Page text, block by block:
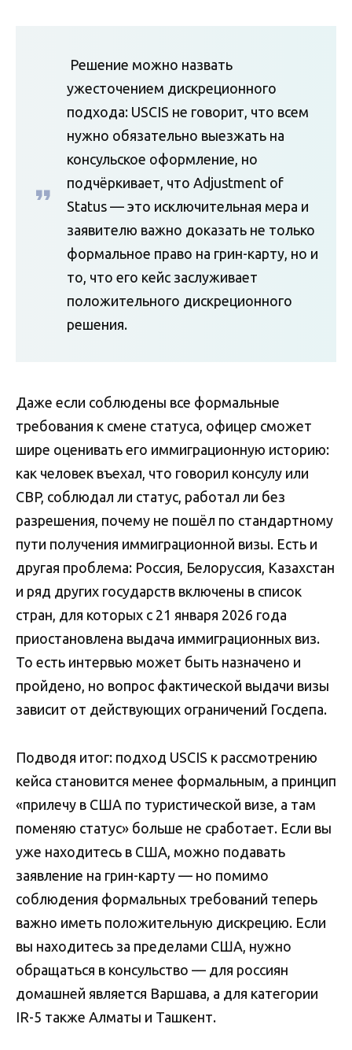
Решение можно назвать
ужесточением дискреционного
подхода: USCIS не говорит, что всем
нужно обязательно выезжать на
консульское оформление, но
подчёркивает, что Adjustment of
Status — это исключительная мера и
заявителю важно доказать не только
формальное право на грин-карту, но и
то, что его кейс заслуживает
положительного дискреционного
решения.
Даже если соблюдены все формальные
требования к смене статуса, офицер сможет
шире оценивать его иммиграционную историю:
как человек въехал, что говорил консулу или
CBP, соблюдал ли статус, работал ли без
разрешения, почему не пошёл по стандартному
пути получения иммиграционной визы. Есть и
другая проблема: Россия, Белоруссия, Казахстан
и ряд других государств включены в список
стран, для которых с 21 января 2026 года
приостановлена выдача иммиграционных виз.
То есть интервью может быть назначено и
пройдено, но вопрос фактической выдачи визы
зависит от действующих ограничений Госдепа.
Подводя итог: подход USCIS к рассмотрению
кейса становится менее формальным, а принцип
«прилечу в США по туристической визе, а там
поменяю статус» больше не сработает. Если вы
уже находитесь в США, можно подавать
заявление на грин-карту — но помимо
соблюдения формальных требований теперь
важно иметь положительную дискрецию. Если
вы находитесь за пределами США, нужно
обращаться в консульство — для россиян
домашней является Варшава, а для категории
IR-5 также Алматы и Ташкент.